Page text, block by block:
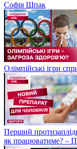
Софія Шпак
Олімпійські ігри
Перший
як працюватиме? –